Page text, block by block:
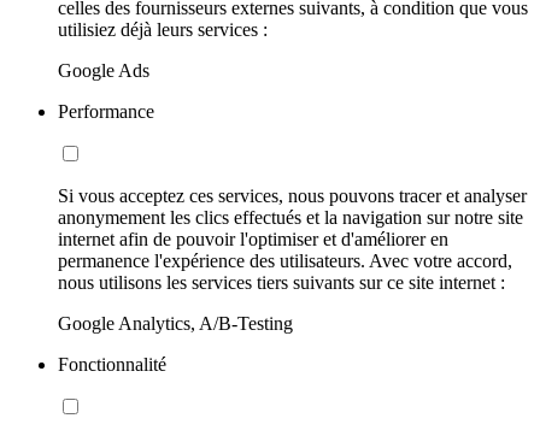
celles des fournisseurs externes suivants, à condition que vous
utilisiez déjà leurs services :
Google Ads
Performance
Si vous acceptez ces services, nous pouvons tracer et analyser
anonymement les clics effectués et la navigation sur notre site
internet afin de pouvoir l'optimiser et d'améliorer en
permanence l'expérience des utilisateurs. Avec votre accord,
nous utilisons les services tiers suivants sur ce site internet :
Google Analytics, A/B-Testing
Fonctionnalité